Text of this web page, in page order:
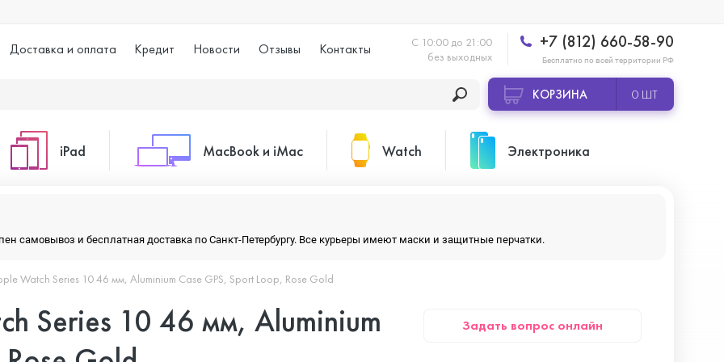
Доставка и оплата Кредит Новости Отзывы Контакты
С 10:00 до 21:00
без выходных
+7 (812) 660-58-90
Бесплатно по всей территории РФ
КОРЗИНА 0 ШТ
iPad
iPad 10.9 (2022)
iPad Air (2020)
MacBook и iMac
Macbook Air
Watch Электроника
самовывоз и бесплатная доставка по Санкт-Петербургу. Все курьеры имеют маски и защитные перчатки.
Watch Series 10 46 мм, Aluminium Case GPS, Sport Loop, Rose Gold
Series 10 46 мм, Aluminium
Задать вопрос онлайн